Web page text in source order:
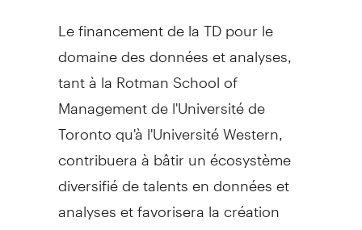
Le financement de la TD pour le
domaine des données et analyses,
tant à laRotman Schoolof
Management de l'Université de
Torontoqu'à l'Université Western,
contribuera à bâtir un écosystème
diversifié de talents en données et
analyses et favorisera la création